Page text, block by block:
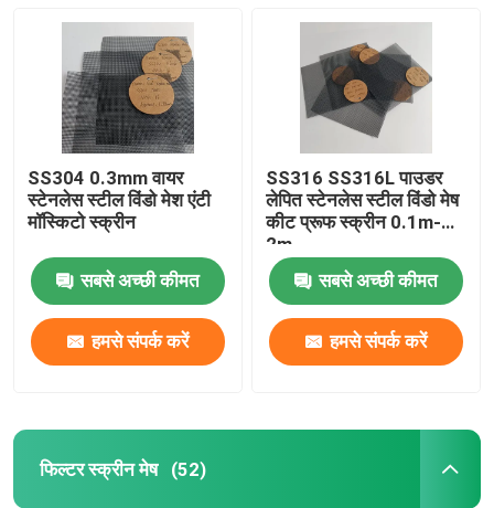
SS304 0.3mm वायर
स्टेनलेस स्टील विंडो मेश एंटी
मॉस्किटो स्क्रीन
सबसे अच्छी कीमत
हमसे संपर्क करें
SS316 SS316L पाउडर
लेपित स्टेनलेस स्टील विंडो मेष
कीट प्रूफ स्क्रीन 0.1m-
2m
सबसे अच्छी कीमत
हमसे संपर्क करें
फिल्टर स्क्रीन मेष (52)